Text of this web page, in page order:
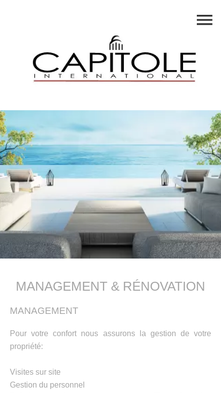
MANAGEMENT & RÉNOVATION
MANAGEMENT
Pour votre confort nous assurons la gestion de votre
propriété:
Visites sur site
Gestion du personnel